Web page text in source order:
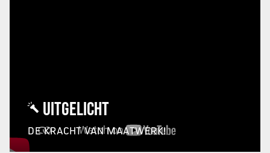
UITGELICHT
DE KRACHT VAN MAATWERK!